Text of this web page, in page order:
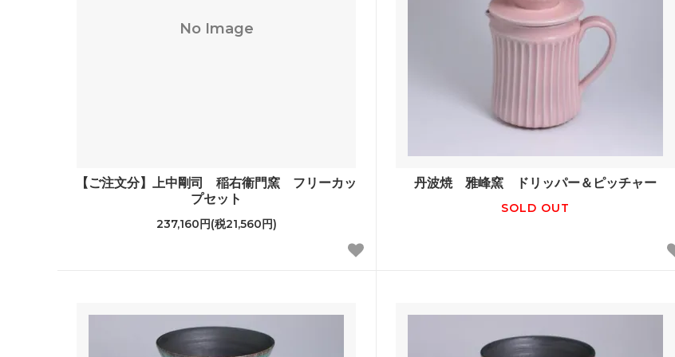
No Image
【ご注文分】上中剛司 稲右衞門窯 フリーカッ
プセット
237,160円(税21,560円)
丹波焼 雅峰窯 ドリッパー＆ピッチャー
SOLD OUT